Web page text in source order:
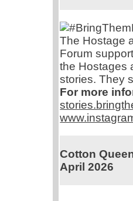
The Hostage
Forum
the Hostages
stories. They
For more
Cotton
April 2026